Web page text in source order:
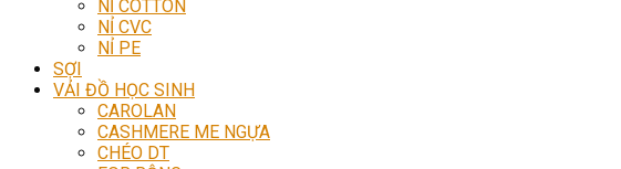
NỈ COTTON
NỈ CVC
NỈ PE
SỢI
VẢI ĐỒ HỌC SINH
CAROLAN
CASHMERE ME NGỰA
CHÉO DT